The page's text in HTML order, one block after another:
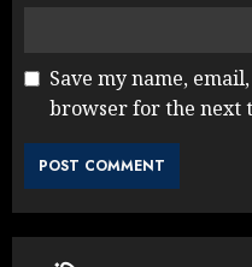
Save my name,
browser for the next